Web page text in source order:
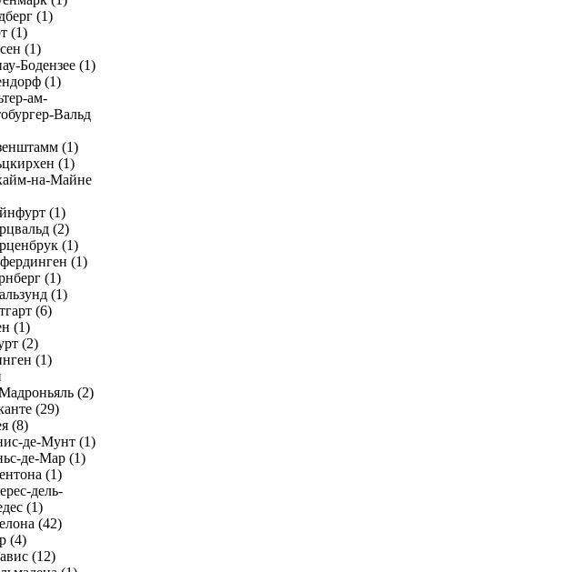
(1)
(1)
(1)
Бодензее (1)
(1)
ам-
Вальд
(1)
(1)
на-Майне
(1)
(2)
(1)
(1)
(1)
(1)
(6)
(1)
(2)
(1)
(2)
(29)
(8)
де-Мунт (1)
де-Мар (1)
(1)
дель-
(1)
(42)
(4)
(12)